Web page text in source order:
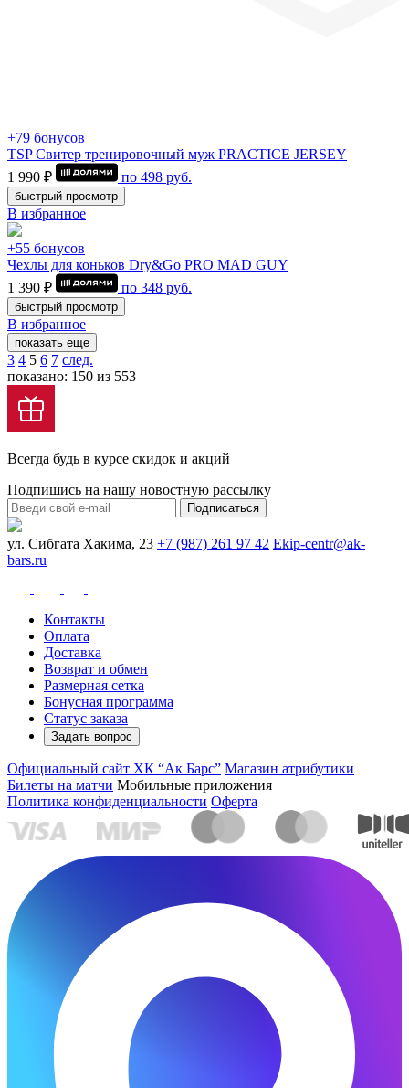
+79 бонусов
TSP Свитер тренировочный муж PRACTICE JERSEY
1 990 ₽
по 498 руб.
быстрый просмотр
В избранное
+55 бонусов
Чехлы для коньков Dry&Go PRO MAD GUY
1 390 ₽
по 348 руб.
быстрый просмотр
В избранное
показать еще
3 4 5 6 7 след.
показано: 150 из 553
Всегда будь в курсе скидок и акций
Подпишись на нашу новостную рассылку
Подписаться
ул. Сибгата Хакима, 23 +7 (987) 261 97 42 Ekip-centr@ak-
bars.ru
Контакты
Оплата
Доставка
Возврат и обмен
Размерная сетка
Бонусная программа
Статус заказа
Задать вопрос
Официальный сайт ХК “Ак Барс” Магазин атрибутики
Билеты на матчи Мобильные приложения
Политика конфиденциальности Оферта